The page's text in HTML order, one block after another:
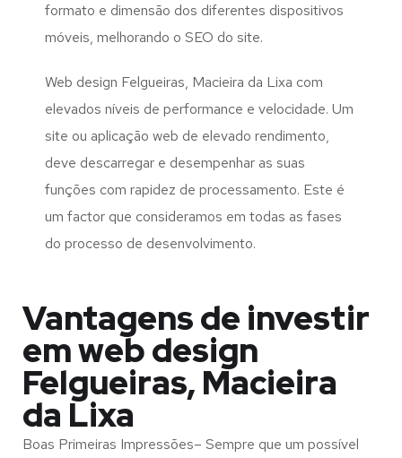
formato e dimensão dos diferentes dispositivos
móveis, melhorando o SEO do site.
Web design Felgueiras, Macieira da Lixa com
elevados níveis de performance e velocidade. Um
site ou aplicação web de elevado rendimento,
deve descarregar e desempenhar as suas
funções com rapidez de processamento. Este é
um factor que consideramos em todas as fases
do processo de desenvolvimento.
Vantagens de investir
em web design
Felgueiras, Macieira
da Lixa
Boas Primeiras Impressões– Sempre que um possível